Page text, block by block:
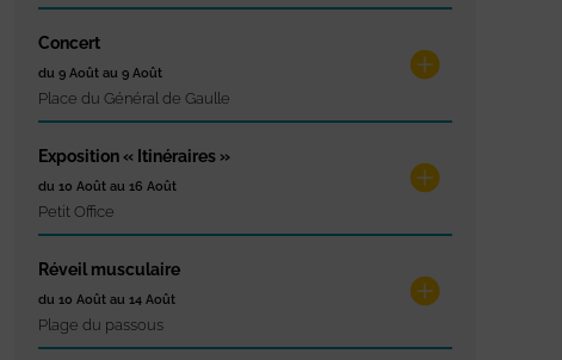
Concert
du 9 Août au 9 Août
Place du Général de Gaulle
Exposition « Itinéraires »
du 10 Août au 16 Août
Petit Office
Réveil musculaire
du 10 Août au 14 Août
Plage du passous